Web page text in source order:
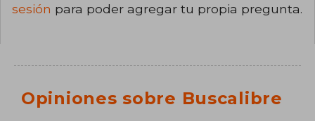
sesión para poder agregar tu propia pregunta.
Opiniones sobre Buscalibre